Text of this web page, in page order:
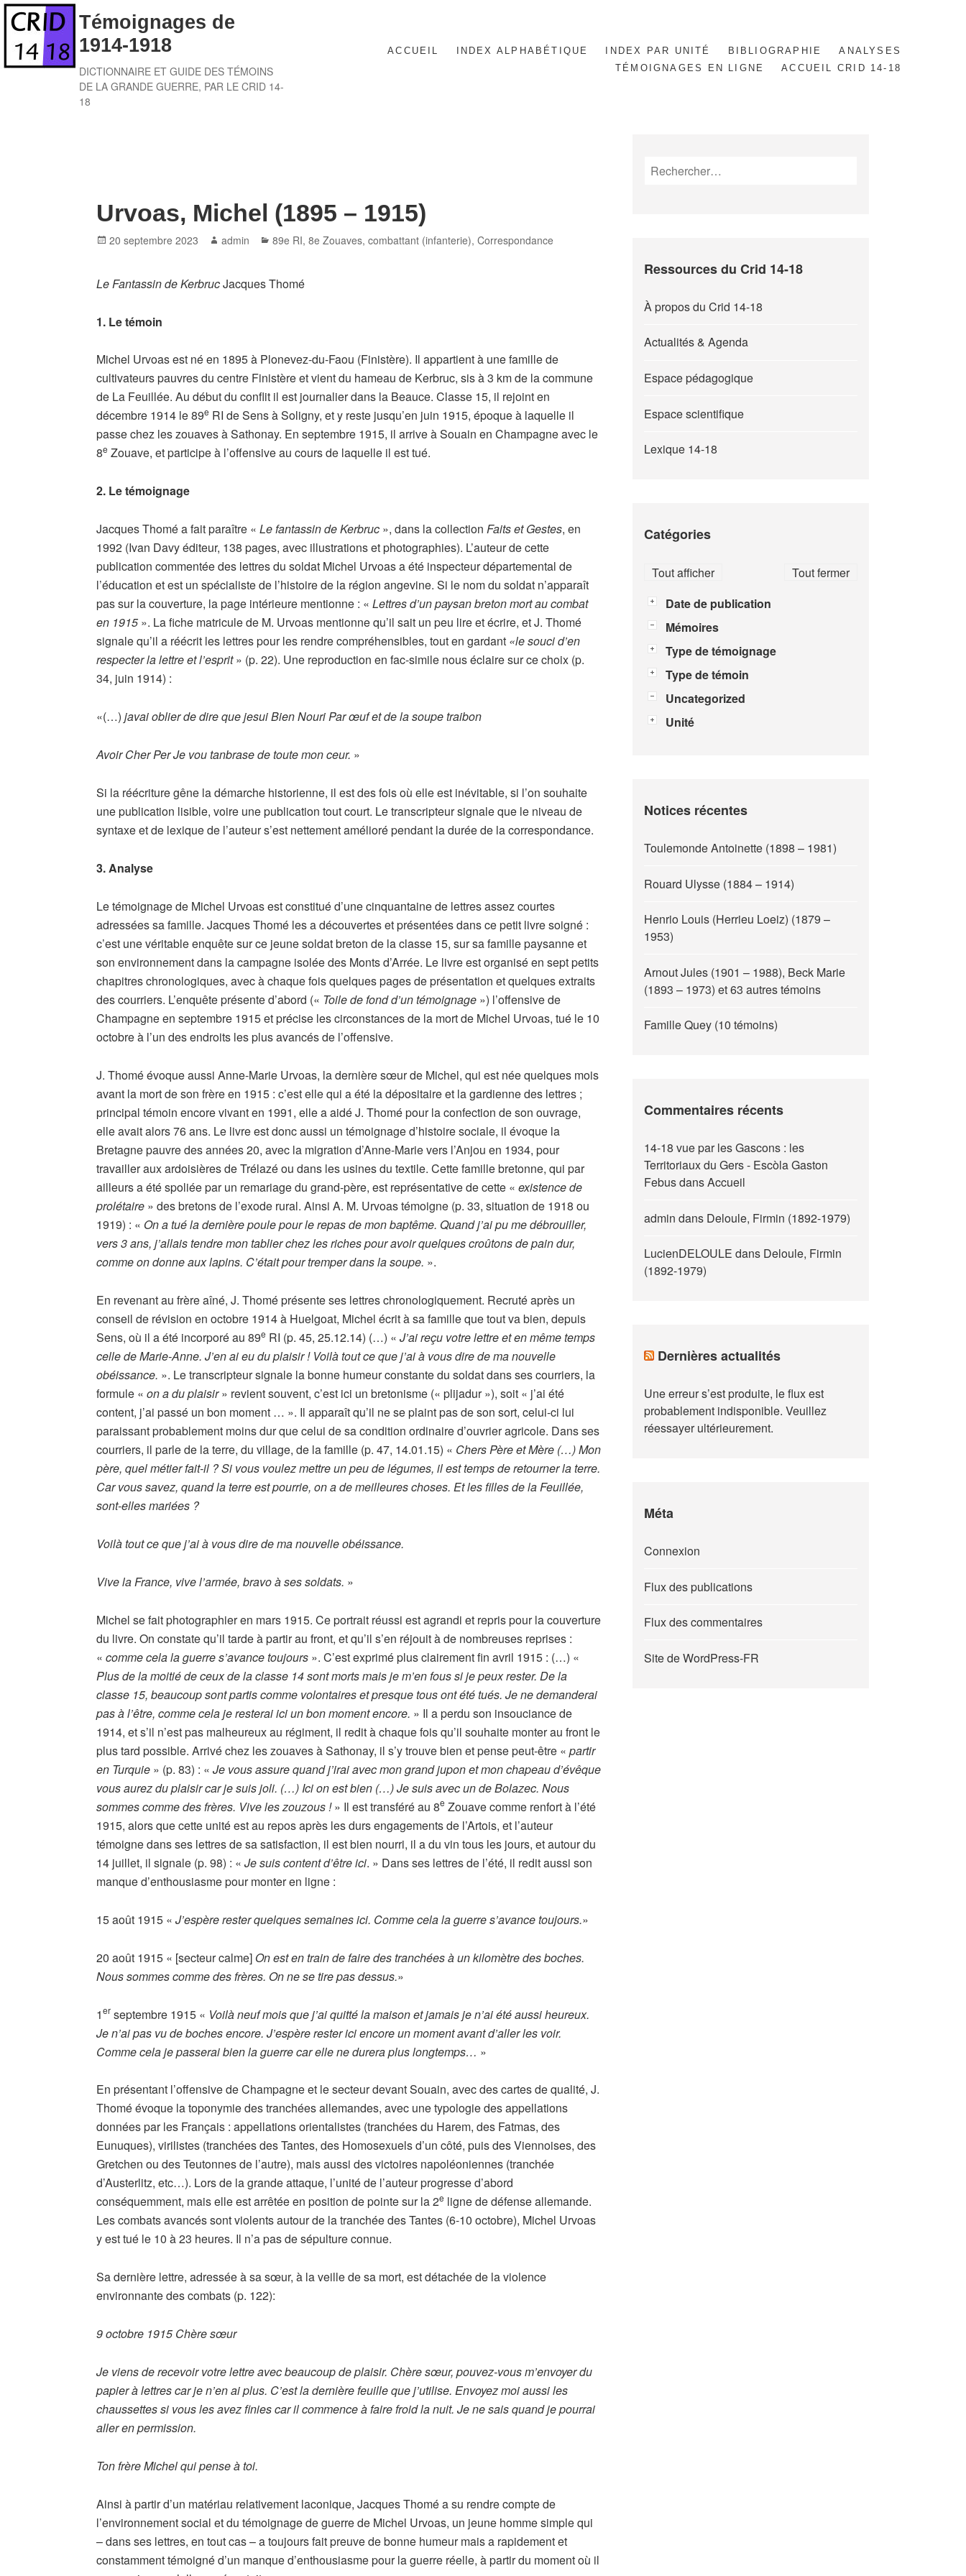
Skip
content
Témoignages de
1914-1918
DICTIONNAIRE ET GUIDE DES TÉMOINS
DE LA GRANDE GUERRE, PAR LE CRID 14-
18
ACCUEIL INDEX ALPHABÉTIQUE INDEX PAR UNITÉ BIBLIOGRAPHIE
ANALYSES
TÉMOIGNAGES EN LIGNE
ACCUEIL CRID 14-18
Urvoas, Michel (1895 – 1915)
Posted
20 septembre 2023 Author
admin Categories
89e RI,8e Zouaves,combattant (infanterie),Correspondance
Le Fantassin de KerbrucJacques Thomé
1. Le témoin
Michel Urvoas est né en 1895 à Plonevez-du-Faou (Finistère). Il appartient à une famille de
cultivateurs pauvres du centre Finistère et vient du hameau de Kerbruc, sis à 3 km de la commune
de La Feuillée. Au début du conflit il est journalier dans la Beauce. Classe 15, il rejoint en
décembre 1914 le 89e RI de Sens à Soligny, et y reste jusqu’en juin 1915, époque à laquelle il
passe chez les zouaves à Sathonay. En septembre 1915, il arrive à Souain en Champagne avec le
8e Zouave, et participe à l’offensive au cours de laquelle il est tué.
2. Le témoignage
Jacques Thomé a fait paraître «Le fantassin de Kerbruc », dans la collectionFaits et Gestes, en
1992 (Ivan Davy éditeur, 138 pages, avec illustrations et photographies). L’auteur de cette
publication commentée des lettres du soldat Michel Urvoas a été inspecteur départemental de
l’éducation et est un spécialiste de l’histoire de la région angevine. Si le nom du soldat n’apparaît
pas sur la couverture, la page intérieure mentionne : «Lettres d’un paysan breton mort au combat
en 1915 ». La fiche matricule de M. Urvoas mentionne qu’il sait un peu lire et écrire, et J. Thomé
signale qu’il a réécrit les lettres pour les rendre compréhensibles, tout en gardant «le souci d’en
respecter la lettre et l’esprit» (p. 22). Une reproduction en fac-simile nous éclaire sur ce choix (p.
34, juin 1914) :
«(…)javai oblier de dire que jesui Bien Nouri Par œuf et de la soupe traibon
Avoir Cher Per Je vou tanbrase de toute mon ceur. »
Si la réécriture gêne la démarche historienne, il est des fois où elle est inévitable, si l’on souhaite
une publication lisible, voire une publication tout court. Le transcripteur signale que le niveau de
syntaxe et de lexique de l’auteur s’est nettement amélioré pendant la durée de la correspondance.
3. Analyse
Le témoignage de Michel Urvoas est constitué d’une cinquantaine de lettres assez courtes
adressées sa famille. Jacques Thomé les a découvertes et présentées dans ce petit livre soigné :
c’est une véritable enquête sur ce jeune soldat breton de la classe 15, sur sa famille paysanne et
son environnement dans la campagne isolée des Monts d’Arrée. Le livre est organisé en sept petits
chapitres chronologiques, avec à chaque fois quelques pages de présentation et quelques extraits
des courriers. L’enquête présente d’abord (« Toile de fond d’un témoignage ») l’offensive de
Champagne en septembre 1915 et précise les circonstances de la mort de Michel Urvoas, tué le 10
octobre à l’un des endroits les plus avancés de l’offensive.
J. Thomé évoque aussi Anne-Marie Urvoas, la dernière sœur de Michel, qui est née quelques mois
avant la mort de son frère en 1915 : c’est elle qui a été la dépositaire et la gardienne des lettres ;
principal témoin encore vivant en 1991, elle a aidé J. Thomé pour la confection de son ouvrage,
elle avait alors 76 ans. Le livre est donc aussi un témoignage d’histoire sociale, il évoque la
Bretagne pauvre des années 20, avec la migration d’Anne-Marie vers l’Anjou en 1934, pour
travailler aux ardoisières de Trélazé ou dans les usines du textile. Cette famille bretonne, qui par
ailleurs a été spoliée par un remariage du grand-père, est représentative de cette «existence de
prolétaire » des bretons de l’exode rural. Ainsi A. M. Urvoas témoigne (p. 33, situation de 1918 ou
1919) : « On a tué la dernière poule pour le repas de mon baptême. Quand j’ai pu me débrouiller,
vers 3 ans, j’allais tendre mon tablier chez les riches pour avoir quelques croûtons de pain dur,
comme on donne aux lapins. C’était pour tremper dans la soupe. ».
En revenant au frère aîné, J. Thomé présente ses lettres chronologiquement. Recruté après un
conseil de révision en octobre 1914 à Huelgoat, Michel écrit à sa famille que tout va bien, depuis
Sens, où il a été incorporé au 89e RI (p. 45, 25.12.14) (…) « J’ai reçu votre lettre et en même temps
celle de Marie-Anne. J’en ai eu du plaisir ! Voilà tout ce que j’ai à vous dire de ma nouvelle
obéissance. ». Le transcripteur signale la bonne humeur constante du soldat dans ses courriers, la
formule «on a du plaisir» revient souvent, c’est ici un bretonisme (« plijadur »), soit « j’ai été
content, j’ai passé un bon moment … ». Il apparaît qu’il ne se plaint pas de son sort, celui-ci lui
paraissant probablement moins dur que celui de sa condition ordinaire d’ouvrier agricole. Dans ses
courriers, il parle de la terre, du village, de la famille (p. 47, 14.01.15) « Chers Père et Mère (…) Mon
père, quel métier fait-il ? Si vous voulez mettre un peu de légumes, il est temps de retourner la terre.
Car vous savez, quand la terre est pourrie, on a de meilleures choses. Et les filles de la Feuillée,
sont-elles mariées ?
Voilà tout ce que j’ai à vous dire de ma nouvelle obéissance.
Vive la France, vive l’armée, bravo à ses soldats. »
Michel se fait photographier en mars 1915. Ce portrait réussi est agrandi et repris pour la couverture
du livre. On constate qu’il tarde à partir au front, et qu’il s’en réjouit à de nombreuses reprises :
«comme cela la guerre s’avance toujours ». C’est exprimé plus clairement fin avril 1915 : (…) «
Plus de la moitié de ceux de la classe 14 sont morts mais je m’en fous si je peux rester. De la
classe 15, beaucoup sont partis comme volontaires et presque tous ont été tués. Je ne demanderai
pas à l’être, comme cela je resterai ici un bon moment encore. » Il a perdu son insouciance de
1914, et s’il n’est pas malheureux au régiment, il redit à chaque fois qu’il souhaite monter au front le
plus tard possible. Arrivé chez les zouaves à Sathonay, il s’y trouve bien et pense peut-être «partir
en Turquie » (p. 83) : «Je vous assure quand j’irai avec mon grand jupon et mon chapeau d’évêque
vous aurez du plaisir car je suis joli. (…) Ici on est bien (…) Je suis avec un de Bolazec. Nous
sommes comme des frères. Vive les zouzous !» Il est transféré au 8e Zouave comme renfort à l’été
1915, alors que cette unité est au repos après les durs engagements de l’Artois, et l’auteur
témoigne dans ses lettres de sa satisfaction, il est bien nourri, il a du vin tous les jours, et autour du
14 juillet, il signale (p. 98) : «Je suis content d’être ici. » Dans ses lettres de l’été, il redit aussi son
manque d’enthousiasme pour monter en ligne :
15 août 1915 «J’espère rester quelques semaines ici. Comme cela la guerre s’avance toujours.»
20 août 1915 « [secteur calme] On est en train de faire des tranchées à un kilomètre des boches.
Nous sommes comme des frères. On ne se tire pas dessus.»
1er septembre 1915 « Voilà neuf mois que j’ai quitté la maison et jamais je n’ai été aussi heureux.
Je n’ai pas vu de boches encore. J’espère rester ici encore un moment avant d’aller les voir.
Comme cela je passerai bien la guerre car elle ne durera plus longtemps… »
En présentant l’offensive de Champagne et le secteur devant Souain, avec des cartes de qualité, J.
Thomé évoque la toponymie des tranchées allemandes, avec une typologie des appellations
données par les Français : appellations orientalistes (tranchées du Harem, des Fatmas, des
Eunuques), virilistes (tranchées des Tantes, des Homosexuels d’un côté, puis des Viennoises, des
Gretchen ou des Teutonnes de l’autre), mais aussi des victoires napoléoniennes (tranchée
d’Austerlitz, etc…). Lors de la grande attaque, l’unité de l’auteur progresse d’abord
conséquemment, mais elle est arrêtée en position de pointe sur la 2e ligne de défense allemande.
Les combats avancés sont violents autour de la tranchée des Tantes (6-10 octobre), Michel Urvoas
y est tué le 10 à 23 heures. Il n’a pas de sépulture connue.
Sa dernière lettre, adressée à sa sœur, à la veille de sa mort, est détachée de la violence
environnante des combats (p. 122):
9 octobre 1915 Chère sœur
Je viens de recevoir votre lettre avec beaucoup de plaisir. Chère sœur, pouvez-vous m’envoyer du
papier à lettres car je n’en ai plus. C’est la dernière feuille que j’utilise. Envoyez moi aussi les
chaussettes si vous les avez finies car il commence à faire froid la nuit. Je ne sais quand je pourrai
aller en permission.
Ton frère Michel qui pense à toi.
Ainsi à partir d’un matériau relativement laconique, Jacques Thomé a su rendre compte de
l’environnement social et du témoignage de guerre de Michel Urvoas, un jeune homme simple qui
– dans ses lettres, en tout cas – a toujours fait preuve de bonne humeur mais a rapidement et
constamment témoigné d’un manque d’enthousiasme pour la guerre réelle, à partir du moment où il
Rechercher :
Ressources du Crid 14-18
À propos du Crid 14-18
Actualités & Agenda
Espace pédagogique
Espace scientifique
Lexique 14-18
Catégories
Tout fermer
Tout afficher
Date de publication
Mémoires
Type de témoignage
Type de témoin
Uncategorized
Unité
Notices récentes
Toulemonde Antoinette (1898 – 1981)
Rouard Ulysse (1884 – 1914)
Henrio Louis (Herrieu Loeiz) (1879 –
1953)
Arnout Jules (1901 – 1988), Beck Marie
(1893 – 1973) et 63 autres témoins
Famille Quey (10 témoins)
Commentaires récents
14-18 vue par les Gascons : les
Territoriaux du Gers - Escòla Gaston
FebusdansAccueil
admin dans Deloule, Firmin (1892-1979)
LucienDELOULE dans Deloule, Firmin
(1892-1979)
Dernières actualités
Une erreur s’est produite, le flux est
probablement indisponible. Veuillez
réessayer ultérieurement.
Méta
Connexion
Flux des publications
Flux des commentaires
Site de WordPress-FR